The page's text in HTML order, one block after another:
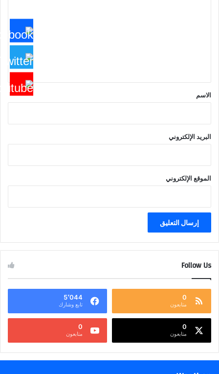
*
الاسم
البريد الإلكتروني
الموقع الإلكتروني
Follow Us
0
متابعون
5٬044
تابع وشارك
0
متابعون
0
متابعون